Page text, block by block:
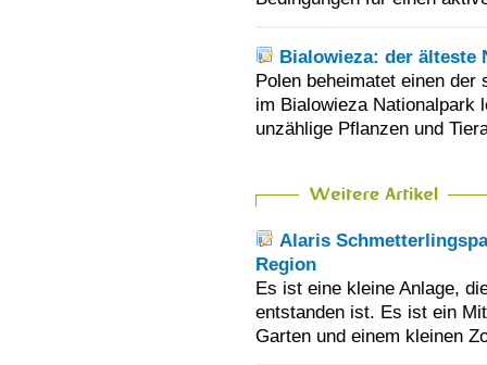
Bialowieza: der älteste
Polen beheimatet einen
im Bialowieza Nationalpark
unzählige Pflanzen und
Alaris
Region
Es ist eine kleine Anlage,
entstanden ist. Es ist ein
Garten und einem kleinen